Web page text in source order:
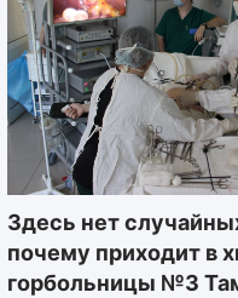
Здесь нет
почему приходит в
горбольницы №3